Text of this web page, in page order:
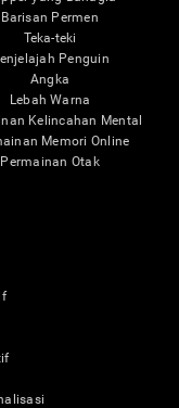
Barisan Permen
Teka-teki
Penguin
Angka
Lebah Warna
Kelincahan Mental
Memori Online
Permainan Otak